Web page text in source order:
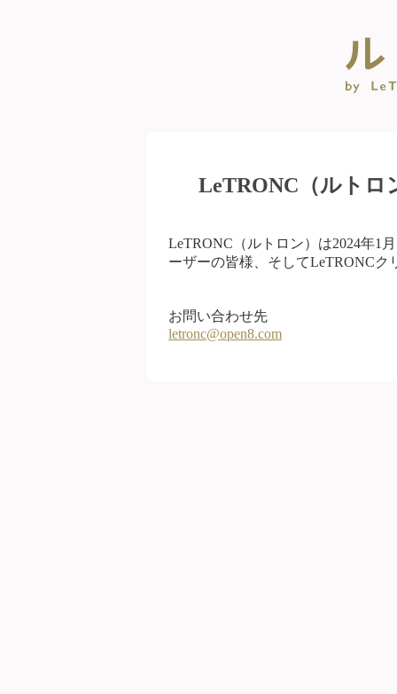
LeTRONC（ルトロ
LeTRONC（ルトロン）は2024年1
ーザーの皆様、そしてLeTRONC
お問い合わせ先
letronc@open8.com